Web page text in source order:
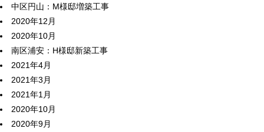
中区円山：M様邸増築工事
2020年12月
2020年10月
南区浦安：H様邸新築工事
2021年4月
2021年3月
2021年1月
2020年10月
2020年9月